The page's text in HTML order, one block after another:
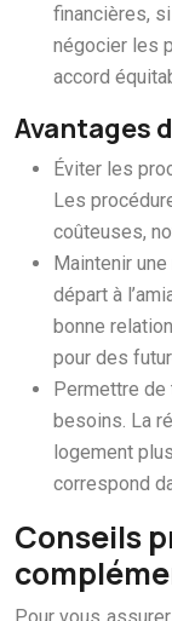
financières,
négocier les
accord
Avantages
Éviter les
Les
coûteuses,
Maintenir
départ à
bonne
pour des
Permettre de
besoins. La
logement
correspond
Conseils
Pour vous